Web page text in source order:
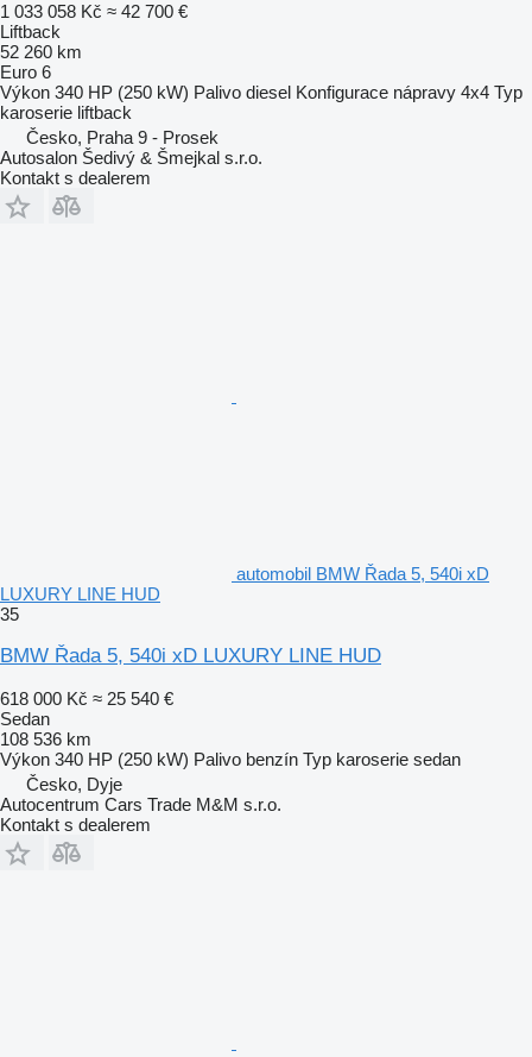
1 033 058 Kč ≈ 42 700 €
Liftback
52 260 km
Euro 6
Výkon 340 HP (250 kW) Palivo diesel Konfigurace nápravy 4x4 Typ
karoserie liftback
Česko, Praha 9 - Prosek
Autosalon Šedivý & Šmejkal s.r.o.
Kontakt s dealerem
automobil BMW Řada 5, 540i xD
LUXURY LINE HUD
35
BMW Řada 5, 540i xD LUXURY LINE HUD
618 000 Kč ≈ 25 540 €
Sedan
108 536 km
Výkon 340 HP (250 kW) Palivo benzín Typ karoserie sedan
Česko, Dyje
Autocentrum Cars Trade M&M s.r.o.
Kontakt s dealerem